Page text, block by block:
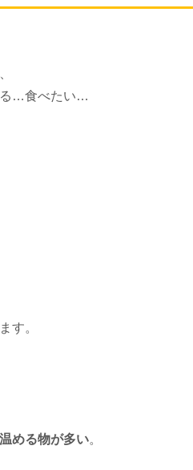
る…食べたい…
す。
める物が多い。